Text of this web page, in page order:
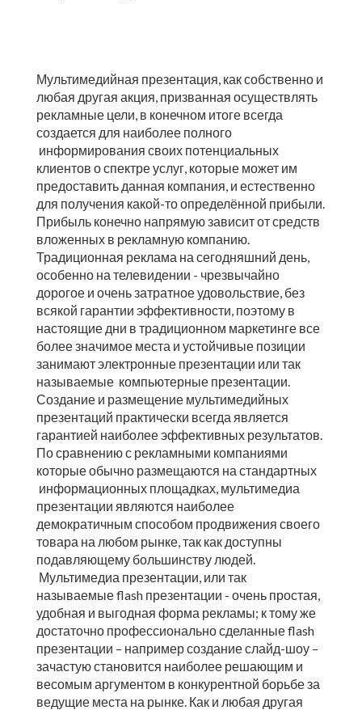
Мультимедийная презентация, как собственно и
любая другая акция, призванная осуществлять
рекламные цели, в конечном итоге всегда
создается для наиболее полного
информирования своих потенциальных
клиентов о спектре услуг, которые может им
предоставить данная компания, и естественно
для получения какой-то определённой прибыли.
Прибыль конечно напрямую зависит от средств
вложенных в рекламную компанию.
Традиционная реклама на сегодняшний день,
особенно на телевидении - чрезвычайно
дорогое и очень затратное удовольствие, без
всякой гарантии эффективности, поэтому в
настоящие дни в традиционном маркетинге все
более значимое места и устойчивые позиции
занимают электронные презентации или так
называемые компьютерные презентации.
Создание и размещение мультимедийных
презентаций практически всегда является
гарантией наиболее эффективных результатов.
По сравнению с рекламными компаниями
которые обычно размещаются на стандартных
информационных площадках, мультимедиа
презентации являются наиболее
демократичным способом продвижения своего
товара на любом рынке, так как доступны
подавляющему большинству людей.
Мультимедиа презентации, или так
называемые flash презентации - очень простая,
удобная и выгодная форма рекламы; к тому же
достаточно профессионально сделанные flash
презентации – например создание слайд-шоу –
зачастую становится наиболее решающим и
весомым аргументом в конкурентной борьбе за
ведущие места на рынке. Как и любая другая